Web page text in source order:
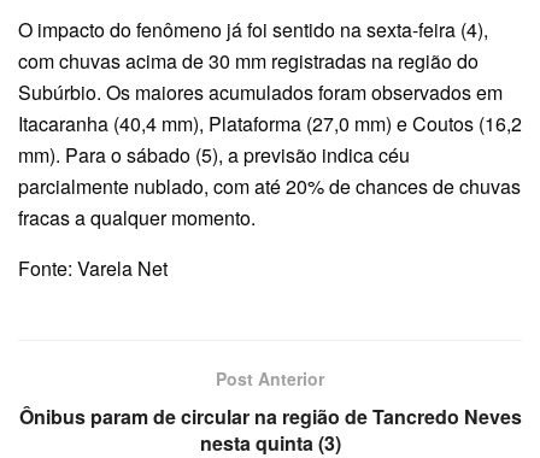
O impacto do fenômeno já foi sentido na sexta-feira (4),
com chuvas acima de 30 mm registradas na região do
Subúrbio. Os maiores acumulados foram observados em
Itacaranha (40,4 mm), Plataforma (27,0 mm) e Coutos (16,2
mm). Para o sábado (5), a previsão indica céu
parcialmente nublado, com até 20% de chances de chuvas
fracas a qualquer momento.
Fonte: Varela Net
Post Anterior
Ônibus param de circular na região de Tancredo Neves
nesta quinta (3)